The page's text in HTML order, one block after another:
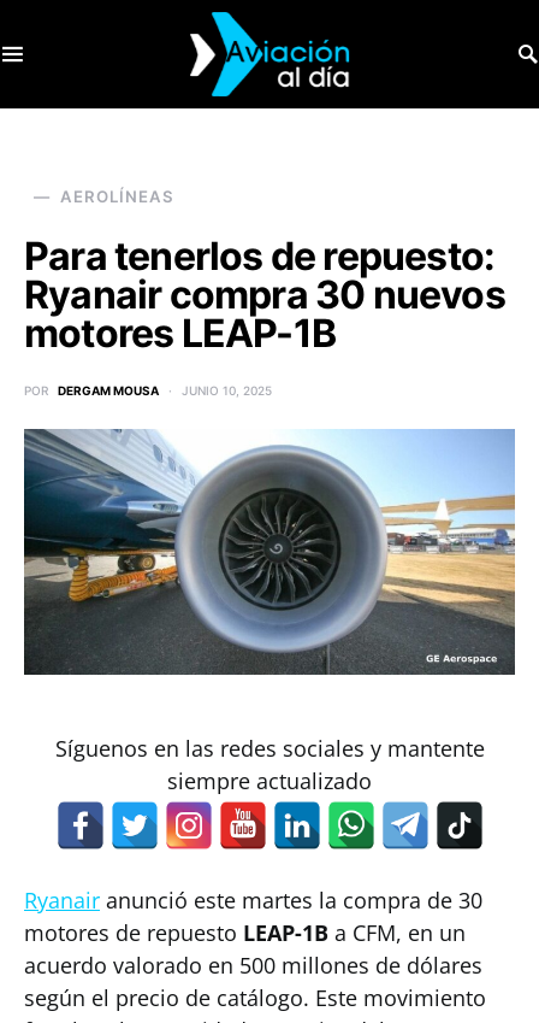
AEROLÍNEAS
Para tenerlos de repuesto:
Ryanair compra 30 nuevos
motores LEAP-1B
POR DERGAM MOUSA JUNIO 10, 2025
Síguenos en las redes sociales y mantente
siempre actualizado
Ryanair anunció este martes la compra de 30
motores de repuesto LEAP-1B a CFM, en un
acuerdo valorado en 500 millones de dólares
según el precio de catálogo. Este movimiento